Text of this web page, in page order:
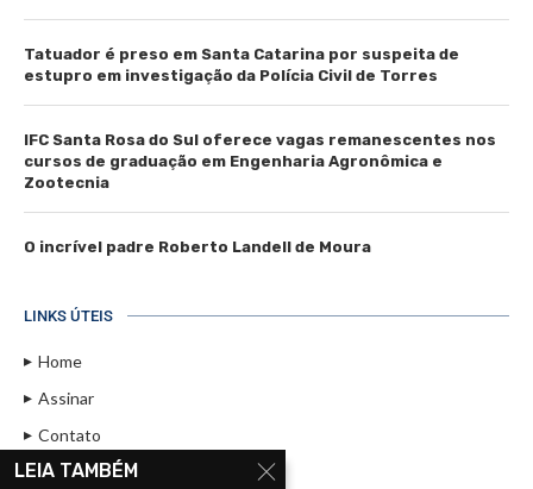
Tatuador é preso em Santa Catarina por suspeita de
estupro em investigação da Polícia Civil de Torres
IFC Santa Rosa do Sul oferece vagas remanescentes nos
cursos de graduação em Engenharia Agronômica e
Zootecnia
O incrível padre Roberto Landell de Moura
LINKS ÚTEIS
Home
Assinar
Contato
Política de Privacidade
LEIA TAMBÉM